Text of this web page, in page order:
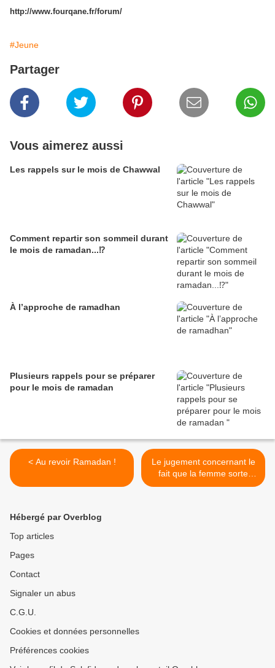
http://www.fourqane.fr/forum/
#Jeune
Partager
Vous aimerez aussi
Les rappels sur le mois de Chawwal
Comment repartir son sommeil durant
le mois de ramadan...⁉️
À l’approche de ramadhan
Plusieurs rappels pour se préparer
pour le mois de ramadan
< Au revoir Ramadan !
Le jugement concernant le
fait que la femme sorte
pour accomplir la prière de
Hébergé par Overblog
Top articles
Pages
Contact
Signaler un abus
C.G.U.
Cookies et données personnelles
Préférences cookies